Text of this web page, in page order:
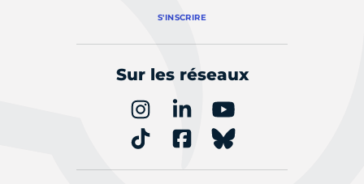
S'INSCRIRE
Sur les réseaux